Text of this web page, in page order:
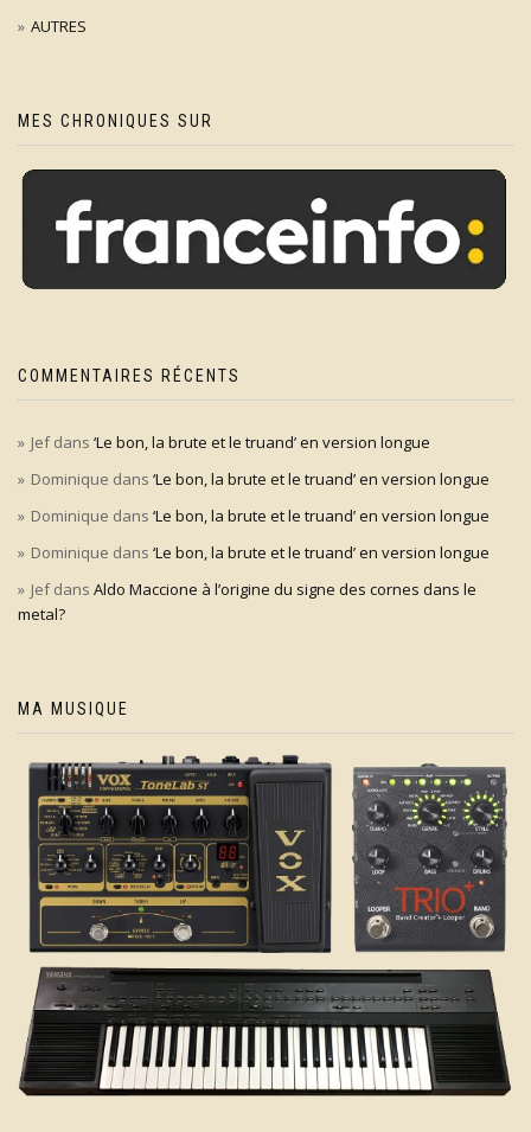
AUTRES
MES CHRONIQUES SUR
COMMENTAIRES RÉCENTS
Jefdans ‘Le bon, la brute et le truand’ en version longue
Dominique dans ‘Le bon, la brute et le truand’ en version longue
Dominique dans ‘Le bon, la brute et le truand’ en version longue
Dominique dans ‘Le bon, la brute et le truand’ en version longue
Jefdans Aldo Maccione à l’origine du signe des cornes dans le
metal?
MA MUSIQUE